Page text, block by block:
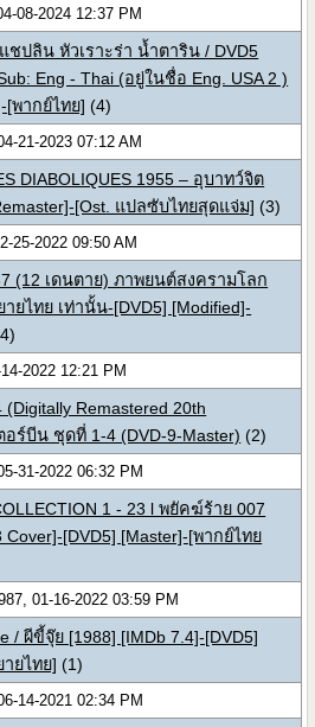
08-2024 12:37 PM
ชปลิน หัวเราะร่า น้ำตาริน / DVD5
Eng - Thai (อยู่ในชื่อ Eng. USA 2 )
[พากย์ไทย] (4)
21-2023 07:12 AM
DIABOLIQUES 1955 – อุบาทว์จิต
[Ost. แปลซับไทยสุดแจ่ม] (3)
2022 09:50 AM
(12 เดนตาย) ภาพยนต์สงครามโลก
ยไทย เท่านั้น-[DVD5] [Modified]-
2022 12:21 PM
(Digitally Remastered 20th
อร์บีน ชุดที่ 1-4 (DVD-9-Master) (2)
31-2022 06:32 PM
1 - 23 l พยัคฆ์ร้าย 007
[DVD5] [Master]-[พากย์ไทย
01-16-2022 03:59 PM
/ ผีขี้จุ๊ย [1988] [IMDb 7.4]-[DVD5]
ยไทย] (1)
14-2021 02:34 PM